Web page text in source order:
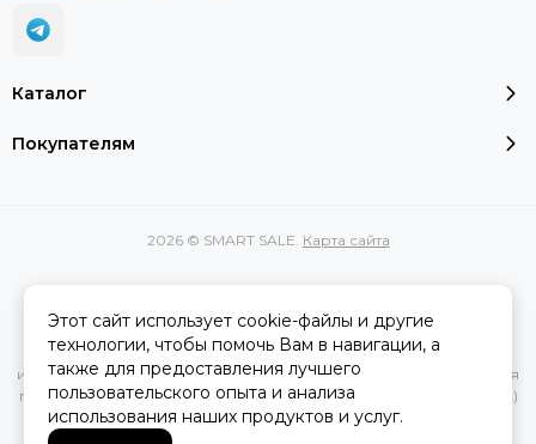
Каталог
Покупателям
2026 © SMART SALE. Карта сайта
Вся представленная на сайте информация, касающаяся
характеристик, стоимости товаров и услуг, носит
информационный характер и ни при каких условиях не является
публичной офертой, определяемой положениями Статьи 437(2)
Гражданского кодекса РФ.
Этот сайт использует cookie-файлы и другие
технологии, чтобы помочь Вам в навигации, а
также для предоставления лучшего
пользовательского опыта и анализа
использования наших продуктов и услуг.